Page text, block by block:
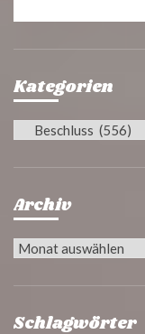
Kategorien
Kategorien
Archiv
Archiv
Schlagwörter